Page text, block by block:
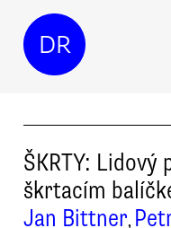
DR
ŠKRTY: Lidový
škrtacím
Jan Bittner,